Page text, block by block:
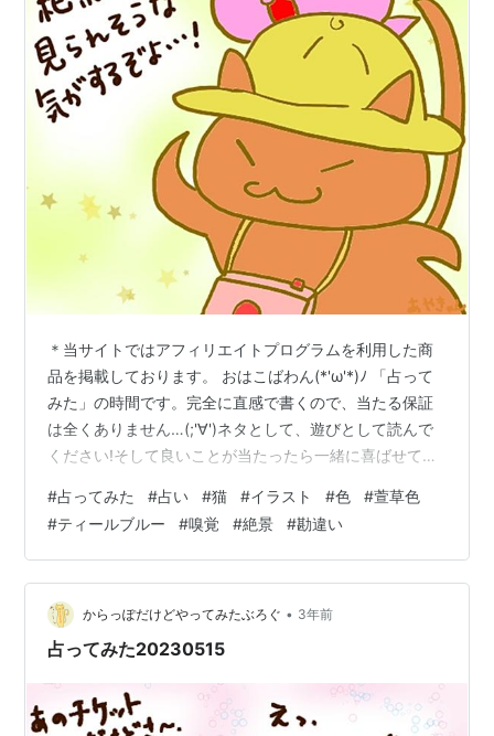
＊当サイトではアフィリエイトプログラムを利用した商
品を掲載しております。 おはこばわん(*'ω'*)ﾉ 「占って
みた」の時間です。完全に直感で書くので、当たる保証
は全くありません…(;'∀')ネタとして、遊びとして読んで
ください!そして良いことが当たったら一緒に喜ばせてく
日の運勢にするもよし夜 🌛読んで明日の運勢にするもよ
し来週、来月の…なんてのもありでご自由にして頂けれ
ばと考えています。 それではやってみよう('ω')ﾉ 次の２
色のうち、どちらかを選んでください。結果は下～～～
～～ 結果 ～～ 萱草色を選んだ方… 嗅覚が冴えそう(￣v
￣…
#占ってみた #占い #猫 #イラスト #色 #萱草色
#ティールブルー #嗅覚 #絶景 #勘違い
からっぽだけどやってみたぶろぐ • 3年前
占ってみた20230515